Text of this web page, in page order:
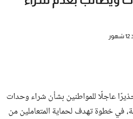
يعكس نبض الشارع العربي وتطلعاته
عودة نوكيا الأسطورة.. هاتف Nokia 1100